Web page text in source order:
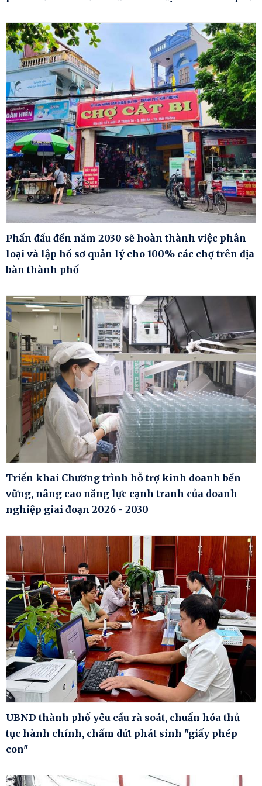
Phấn đấu đến năm 2030 sẽ hoàn thành việc phân
loại và lập hồ sơ quản lý cho 100% các chợ trên địa
bàn thành phố
Triển khai Chương trình hỗ trợ kinh doanh bền
vững, nâng cao năng lực cạnh tranh của doanh
nghiệp giai đoạn 2026 - 2030
UBND thành phố yêu cầu rà soát, chuẩn hóa thủ
tục hành chính, chấm dứt phát sinh "giấy phép
con"